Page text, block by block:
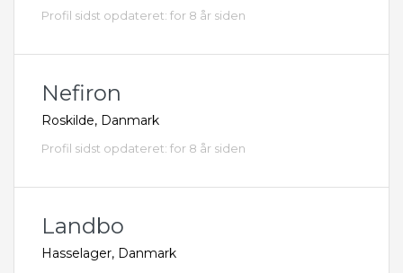
Profil sidst opdateret: for 8 år siden
Nefiron
Roskilde, Danmark
Profil sidst opdateret: for 8 år siden
Landbo
Hasselager, Danmark